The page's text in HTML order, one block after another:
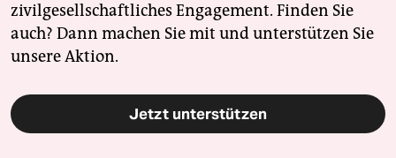
zivilgesellschaftliches Engagement. Finden Sie
auch? Dann machen Sie mit und unterstützen Sie
unsere Aktion.
Jetzt unterstützen